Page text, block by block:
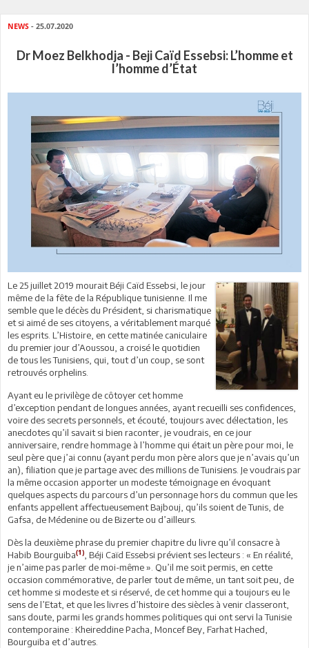
NEWS - 25.07.2020
Dr Moez Belkhodja - Beji Caïd Essebsi: L’homme et
l’homme d’État
Le 25 juillet 2019 mourait Béji Caïd Essebsi, le jour
même de la fête de la République tunisienne. Il me
semble que le décès du Président, si charismatique
et si aimé de ses citoyens, a véritablement marqué
les esprits. L’Histoire, en cette matinée caniculaire
du premier jour d’Aoussou, a croisé le quotidien
de tous les Tunisiens, qui, tout d’un coup, se sont
retrouvés orphelins.
Ayant eu le privilège de côtoyer cet homme
d’exception pendant de longues années, ayant recueilli ses confidences,
voire des secrets personnels, et écouté, toujours avec délectation, les
anecdotes qu’il savait si bien raconter, je voudrais, en ce jour
anniversaire, rendre hommage à l’homme qui était un père pour moi, le
seul père que j’ai connu (ayant perdu mon père alors que je n’avais qu’un
an), filiation que je partage avec des millions de Tunisiens. Je voudrais par
la même occasion apporter un modeste témoignage en évoquant
quelques aspects du parcours d’un personnage hors du commun que les
enfants appellent affectueusement Bajbouj, qu’ils soient de Tunis, de
Gafsa, de Médenine ou de Bizerte ou d’ailleurs.
Dès la deuxième phrase du premier chapitre du livre qu’il consacre à
Habib Bourguiba(1)
, Béji Caïd Essebsi prévient ses lecteurs : « En réalité,
je n’aime pas parler de moi-même ». Qu’il me soit permis, en cette
occasion commémorative, de parler tout de même, un tant soit peu, de
cet homme si modeste et si réservé, de cet homme qui a toujours eu le
sens de l’Etat, et que les livres d’histoire des siècles à venir classeront,
sans doute, parmi les grands hommes politiques qui ont servi la Tunisie
contemporaine : Kheireddine Pacha, Moncef Bey, Farhat Hached,
Bourguiba et d’autres.